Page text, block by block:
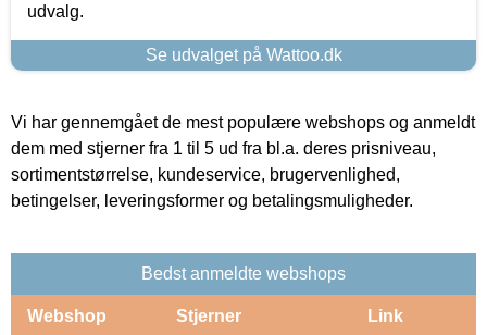
udvalg.
Se udvalget på Wattoo.dk
Vi har gennemgået de mest populære webshops og anmeldt
dem med stjerner fra 1 til 5 ud fra bl.a. deres prisniveau,
sortimentstørrelse, kundeservice, brugervenlighed,
betingelser, leveringsformer og betalingsmuligheder.
Bedst anmeldte webshops
Webshop Stjerner Link